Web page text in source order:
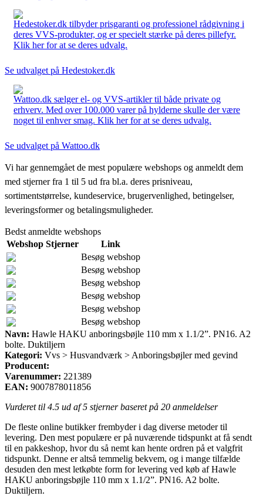
Hedestoker.dk tilbyder prisgaranti og professionel rådgivning i
deres VVS-produkter, og er specielt stærke på deres pillefyr.
Klik her for at se deres udvalg.
Se udvalget på Hedestoker.dk
Wattoo.dk sælger el- og VVS-artikler til både private og
erhverv. Med over 100.000 varer på hylderne skulle der være
noget til enhver smag. Klik her for at se deres udvalg.
Se udvalget på Wattoo.dk
Vi har gennemgået de mest populære webshops og anmeldt dem
med stjerner fra 1 til 5 ud fra bl.a. deres prisniveau,
sortimentstørrelse, kundeservice, brugervenlighed, betingelser,
leveringsformer og betalingsmuligheder.
Bedst anmeldte webshops
Webshop Stjerner
Link
Besøg webshop
Besøg webshop
Besøg webshop
Besøg webshop
Besøg webshop
Besøg webshop
Navn: Hawle HAKU anboringsbøjle 110 mm x 1.1/2”. PN16. A2
bolte. Duktiljern
Kategori: Vvs > Husvandværk > Anboringsbøjler med gevind
Producent:
Varenummer: 221389
EAN: 9007878011856
Vurderet til 4.5 ud af 5 stjerner baseret på 20 anmeldelser
De fleste online butikker frembyder i dag diverse metoder til
levering. Den mest populære er på nuværende tidspunkt at få sendt
til en pakkeshop, hvor du så nemt kan hente ordren på et valgfrit
tidspunkt. Denne er altså temmelig bekvem, og i mange tilfælde
desuden den mest letkøbte form for levering ved køb af Hawle
HAKU anboringsbøjle 110 mm x 1.1/2”. PN16. A2 bolte.
Duktiljern.